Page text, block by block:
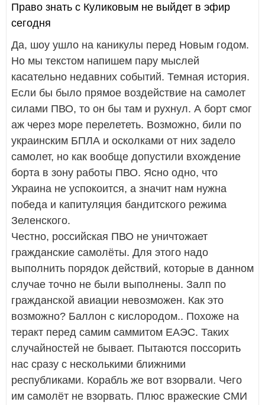
Право знать с Куликовым не выйдет в эфир
сегодня
Да, шоу ушло на каникулы перед Новым годом.
Но мы текстом напишем пару мыслей
касательно недавних событий. Темная история.
Если бы было прямое воздействие на самолет
силами ПВО, то он бы там и рухнул. А борт смог
аж через море перелететь. Возможно, били по
украинским БПЛА и осколками от них задело
самолет, но как вообще допустили вхождение
борта в зону работы ПВО. Ясно одно, что
Украина не успокоится, а значит нам нужна
победа и капитуляция бандитского режима
Зеленского.
Честно, российская ПВО не уничтожает
гражданские самолёты. Для этого надо
выполнить порядок действий, которые в данном
случае точно не были выполнены. Залп по
гражданской авиации невозможен. Как это
возможно? Баллон с кислородом.. Похоже на
теракт перед самим саммитом ЕАЭС. Таких
случайностей не бывает. Пытаются поссорить
нас сразу с несколькими ближними
республиками. Корабль же вот взорвали. Чего
им самолёт не взорвать. Плюс вражеские СМИ